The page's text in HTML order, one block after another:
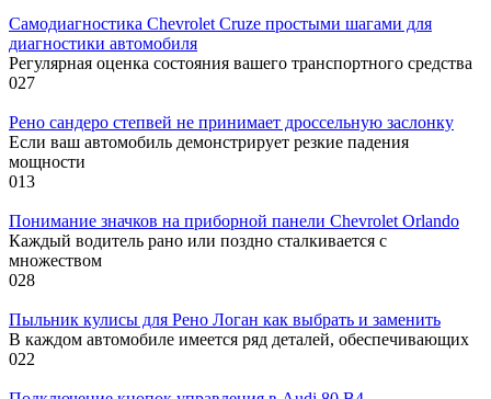
Самодиагностика Chevrolet Cruze простыми шагами для
диагностики автомобиля
Регулярная оценка состояния вашего транспортного средства
027
Рено сандеро степвей не принимает дроссельную заслонку
Если ваш автомобиль демонстрирует резкие падения
мощности
013
Понимание значков на приборной панели Chevrolet Orlando
Каждый водитель рано или поздно сталкивается с
множеством
028
Пыльник кулисы для Рено Логан как выбрать и заменить
В каждом автомобиле имеется ряд деталей, обеспечивающих
022